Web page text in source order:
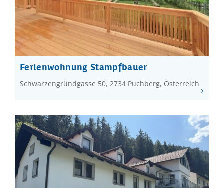
Ferienwohnung Stampfbauer
Schwarzengründgasse 50, 2734 Puchberg, Österreich